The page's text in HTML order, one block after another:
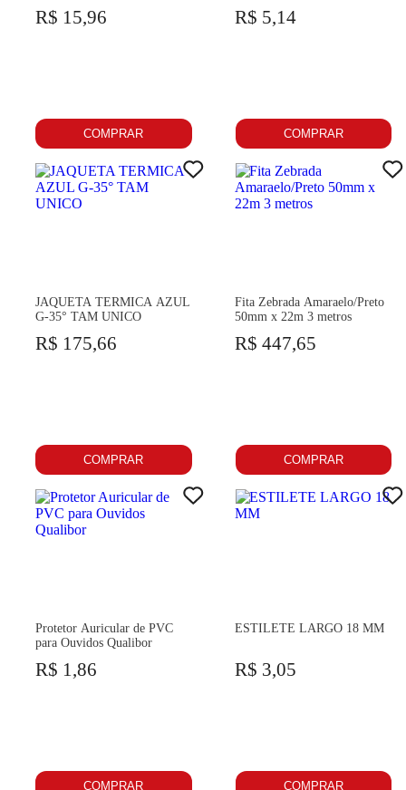
R$ 15,96
COMPRAR
R$ 5,14
COMPRAR
JAQUETA TERMICA AZUL
G-35° TAM UNICO
R$ 175,66
COMPRAR
Fita Zebrada Amaraelo/Preto
50mm x 22m 3 metros
R$ 447,65
COMPRAR
Protetor Auricular de PVC
para Ouvidos Qualibor
R$ 1,86
COMPRAR
ESTILETE LARGO 18 MM
R$ 3,05
COMPRAR